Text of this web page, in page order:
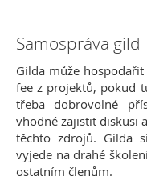
Samospráva gild
Gilda může
fee z projektů, pokud
třeba dobrovolné
vhodné zajistit diskusi
těchto zdrojů. Gilda
vyjede na drahé
ostatním členům.